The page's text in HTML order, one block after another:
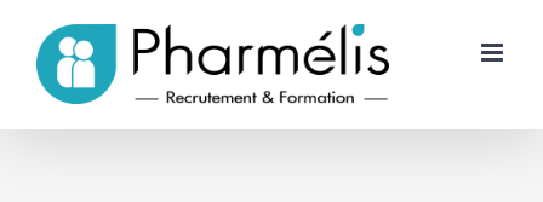
content